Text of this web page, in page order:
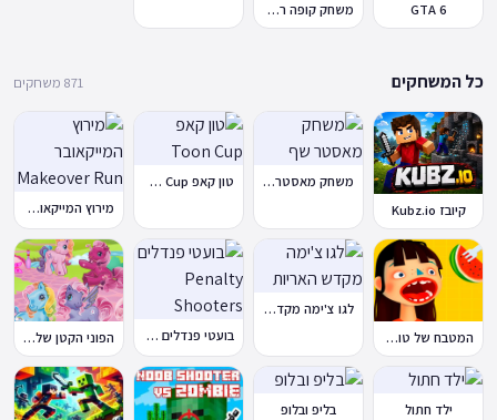
GTA 6 משחק קופה ראשית
כל המשחקים 871 משחקים
קיובז Kubz.io
משחק מאסטר שף
טון קאפ Toon Cup
מירוץ המייקאובר Makeover Run
המטבח של טוקה בוקה
לגו צ'ימה מקדש האריות
בועטי פנדלים Penalty Shooters
הפוני הקטן שלי: מסיבה בכפר
ילד חתול בליפ ובלופ